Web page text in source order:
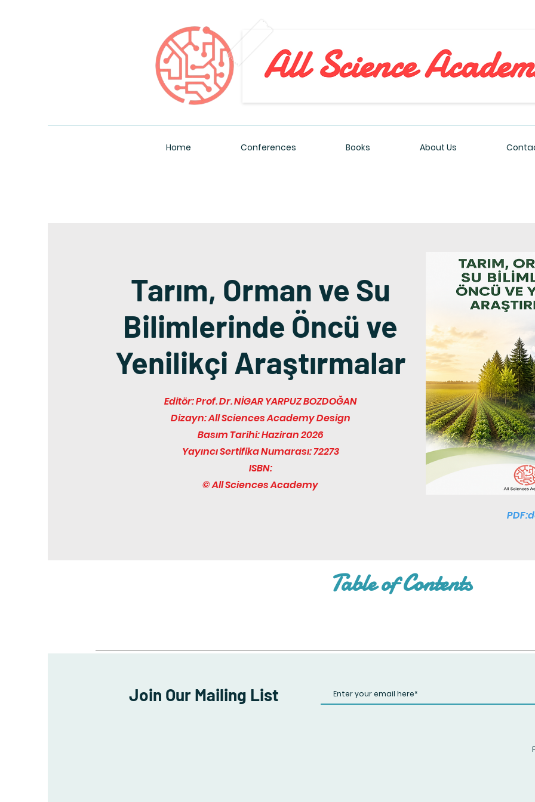
All Sciences Academy
Home Conferences Books About Us
Tarım, Orman ve Su
Bilimlerinde Öncü ve
Yenilikçi Araştırmalar
Editör: Prof. Dr. NİGAR YARPUZ BOZDOĞAN
Dizayn: All Sciences Academy Design
Basım Tarihi: Haziran 2026
Yayıncı Sertifika Numarası: 72273
ISBN:
© All Sciences Academy
Table of Contents
Join Our Mailing List